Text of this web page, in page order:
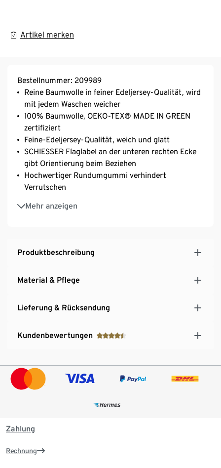
Artikel merken
Bestellnummer: 209989
Reine Baumwolle in feiner Edeljersey-Qualität, wird
mit jedem Waschen weicher
100% Baumwolle, OEKO-TEX® MADE IN GREEN
zertifiziert
Feine-Edeljersey-Qualität, weich und glatt
SCHIESSER Flaglabel an der unteren rechten Ecke
gibt Orientierung beim Beziehen
Hochwertiger Rundumgummi verhindert
Verrutschen
Mehr anzeigen
Hautsympatisch und pflegeleicht, waschbar bei 60
°C und bügelfrei
Produktbeschreibung
Material & Pflege
Lieferung & Rücksendung
Kundenbewertungen
Zahlung
Rechnung